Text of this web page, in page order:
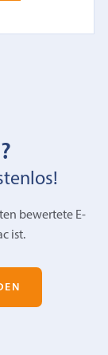
bewertete E-
ist.